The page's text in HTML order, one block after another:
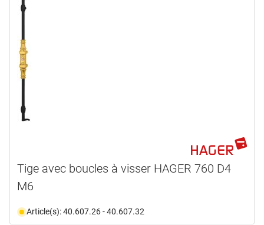
Tige avec boucles à visser HAGER 760 D4
M6
Article(s): 40.607.26 - 40.607.32